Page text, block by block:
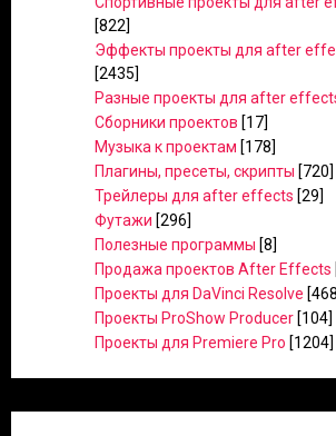
[822]
Эффекты проекты для after
[2435]
Разные проекты для after
Сборники проектов [17]
Музыка к проектам [178]
Плагины, пресеты, скрипты [720]
Трейлеры для after effects [29]
Футажи [296]
Полезные программы [8]
Продажа проектов After Effects
Проекты для DaVinci Resolve
Проекты ProShow Producer [104]
Проекты для Premiere Pro [1204]